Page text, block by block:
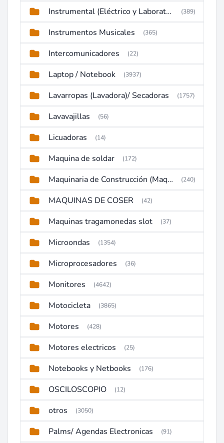
Instrumental (Eléctrico y Laboratorio) (389)
Instrumentos Musicales (365)
Intercomunicadores (22)
Laptop / Notebook (3937)
Lavarropas (Lavadora)/ Secadoras (1757)
Lavavajillas (56)
Licuadoras (14)
Maquina de soldar (172)
Maquinaria de Construcción (Maquinaria Pesada) (240)
MAQUINAS DE COSER (42)
Maquinas tragamonedas slot (37)
Microondas (1354)
Microprocesadores (36)
Monitores (4642)
Motocicleta (3865)
Motores (428)
Motores electricos (25)
Notebooks y Netbooks (176)
OSCILOSCOPIO (12)
otros (3050)
Palms/ Agendas Electronicas (91)